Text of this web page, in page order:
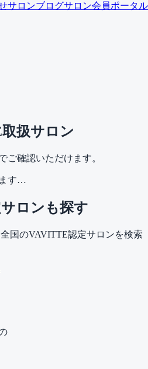
サロンブログサロン会員ポータル
扱サロン
ご確認いただけます。
す…
ロンも探す
国のVAVITTE認定サロンを検索